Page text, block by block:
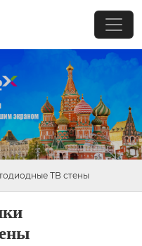
ТВ стены